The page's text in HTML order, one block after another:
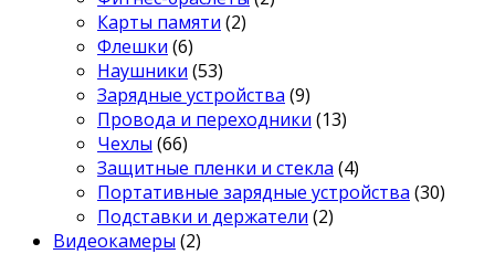
Карты памяти (2)
Флешки (6)
Наушники (53)
Зарядные устройства (9)
Провода и переходники (13)
Чехлы (66)
Защитные пленки и стекла (4)
Портативные зарядные устройства (30)
Подставки и держатели (2)
Видеокамеры (2)